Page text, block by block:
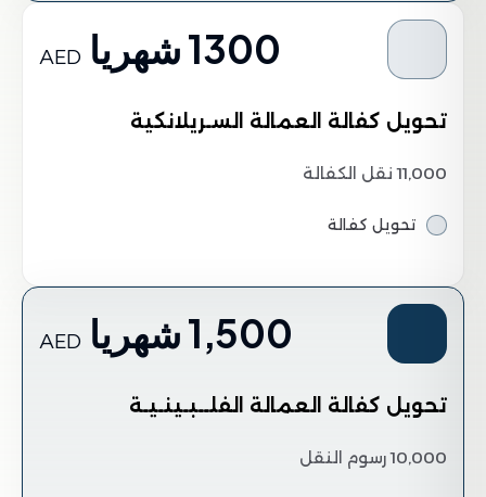
1300 شهريا AED
تحويل كفالة العمالة السـريلانكية
11,000 نقل الكفالة
تحويل كفالة
1,500 شهريا AED
تحويل كفالة العمالة الفلــبـينـيـة
10,000 رسوم النقل